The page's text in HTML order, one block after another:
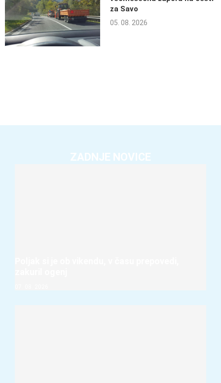
za Savo
05. 08. 2026
ZADNJE NOVICE